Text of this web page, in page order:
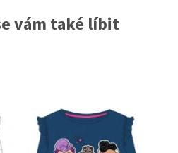
vám také líbit